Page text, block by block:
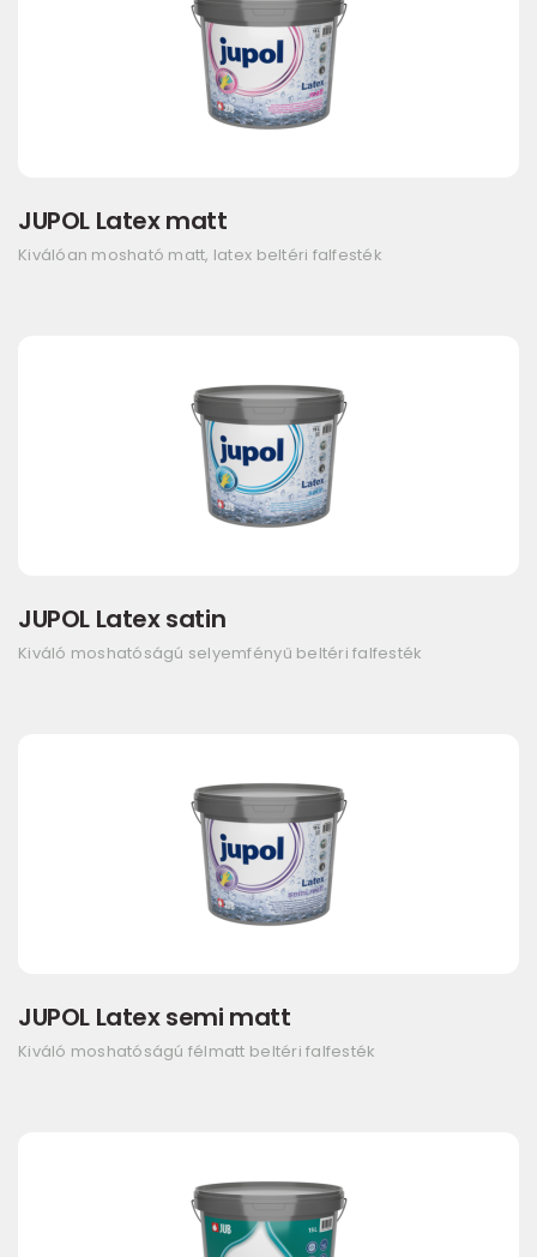
JUPOL Latex matt
Kiválóan mosható matt, latex beltéri falfesték
JUPOL Latex satin
Kiváló moshatóságú selyemfényű beltéri falfesték
JUPOL Latex semi matt
Kiváló moshatóságú félmatt beltéri falfesték